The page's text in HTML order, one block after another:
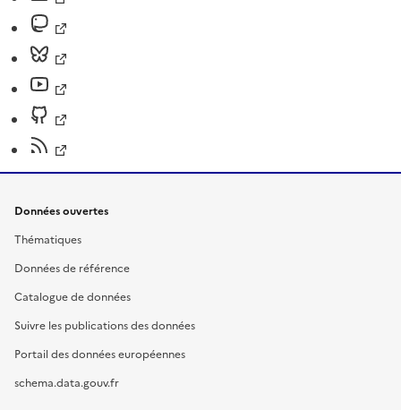
Données ouvertes
Thématiques
Données de référence
Catalogue de données
Suivre les publications des données
Portail des données européennes
schema.data.gouv.fr